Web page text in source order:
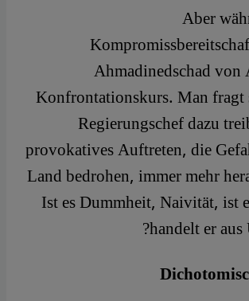
Aber
Ahmadinedschad
Konfrontationskurs. Man fragt
Regierungschef dazu
provokatives Auftreten, die
Land bedrohen, immer mehr
Ist es Dummheit, Naivität, ist
handelt er aus